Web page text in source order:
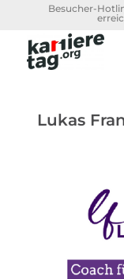
Besucher-
Lukas